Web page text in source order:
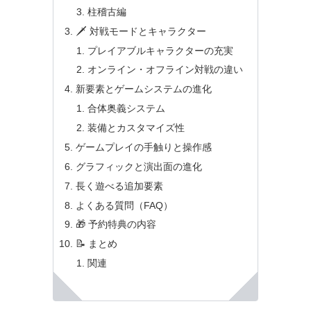
柱稽古編
🗡️ 対戦モードとキャラクター
プレイアブルキャラクターの充実
オンライン・オフライン対戦の違い
新要素とゲームシステムの進化
合体奥義システム
装備とカスタマイズ性
ゲームプレイの手触りと操作感
グラフィックと演出面の進化
長く遊べる追加要素
よくある質問（FAQ）
🎁 予約特典の内容
📝 まとめ
関連